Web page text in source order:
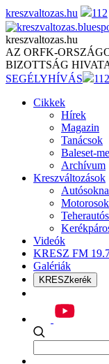
Skip
to
content
kreszvaltozas.hu 112
kreszvaltozas.hu
AZ ORFK-
BIZOTTSÁG
SEGÉLYHÍVÁS
112
Cikkek
Hírek
Magazin
Tanácsok
Baleset-
Archívum
Kreszváltozások
Videók
KRESZ FM
Galériák
KRESZkerék